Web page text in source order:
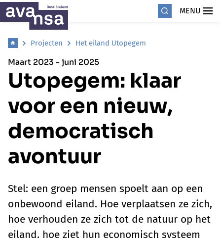
MENU
Projecten Het eiland Utopegem
Maart 2023 - juni 2025
Utopegem: klaar
voor een nieuw,
democratisch
avontuur
Stel: een groep mensen spoelt aan op een
onbewoond eiland. Hoe verplaatsen ze zich,
hoe verhouden ze zich tot de natuur op het
eiland, hoe ziet hun economisch systeem